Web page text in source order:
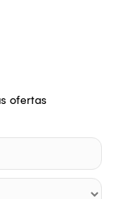
ofertas